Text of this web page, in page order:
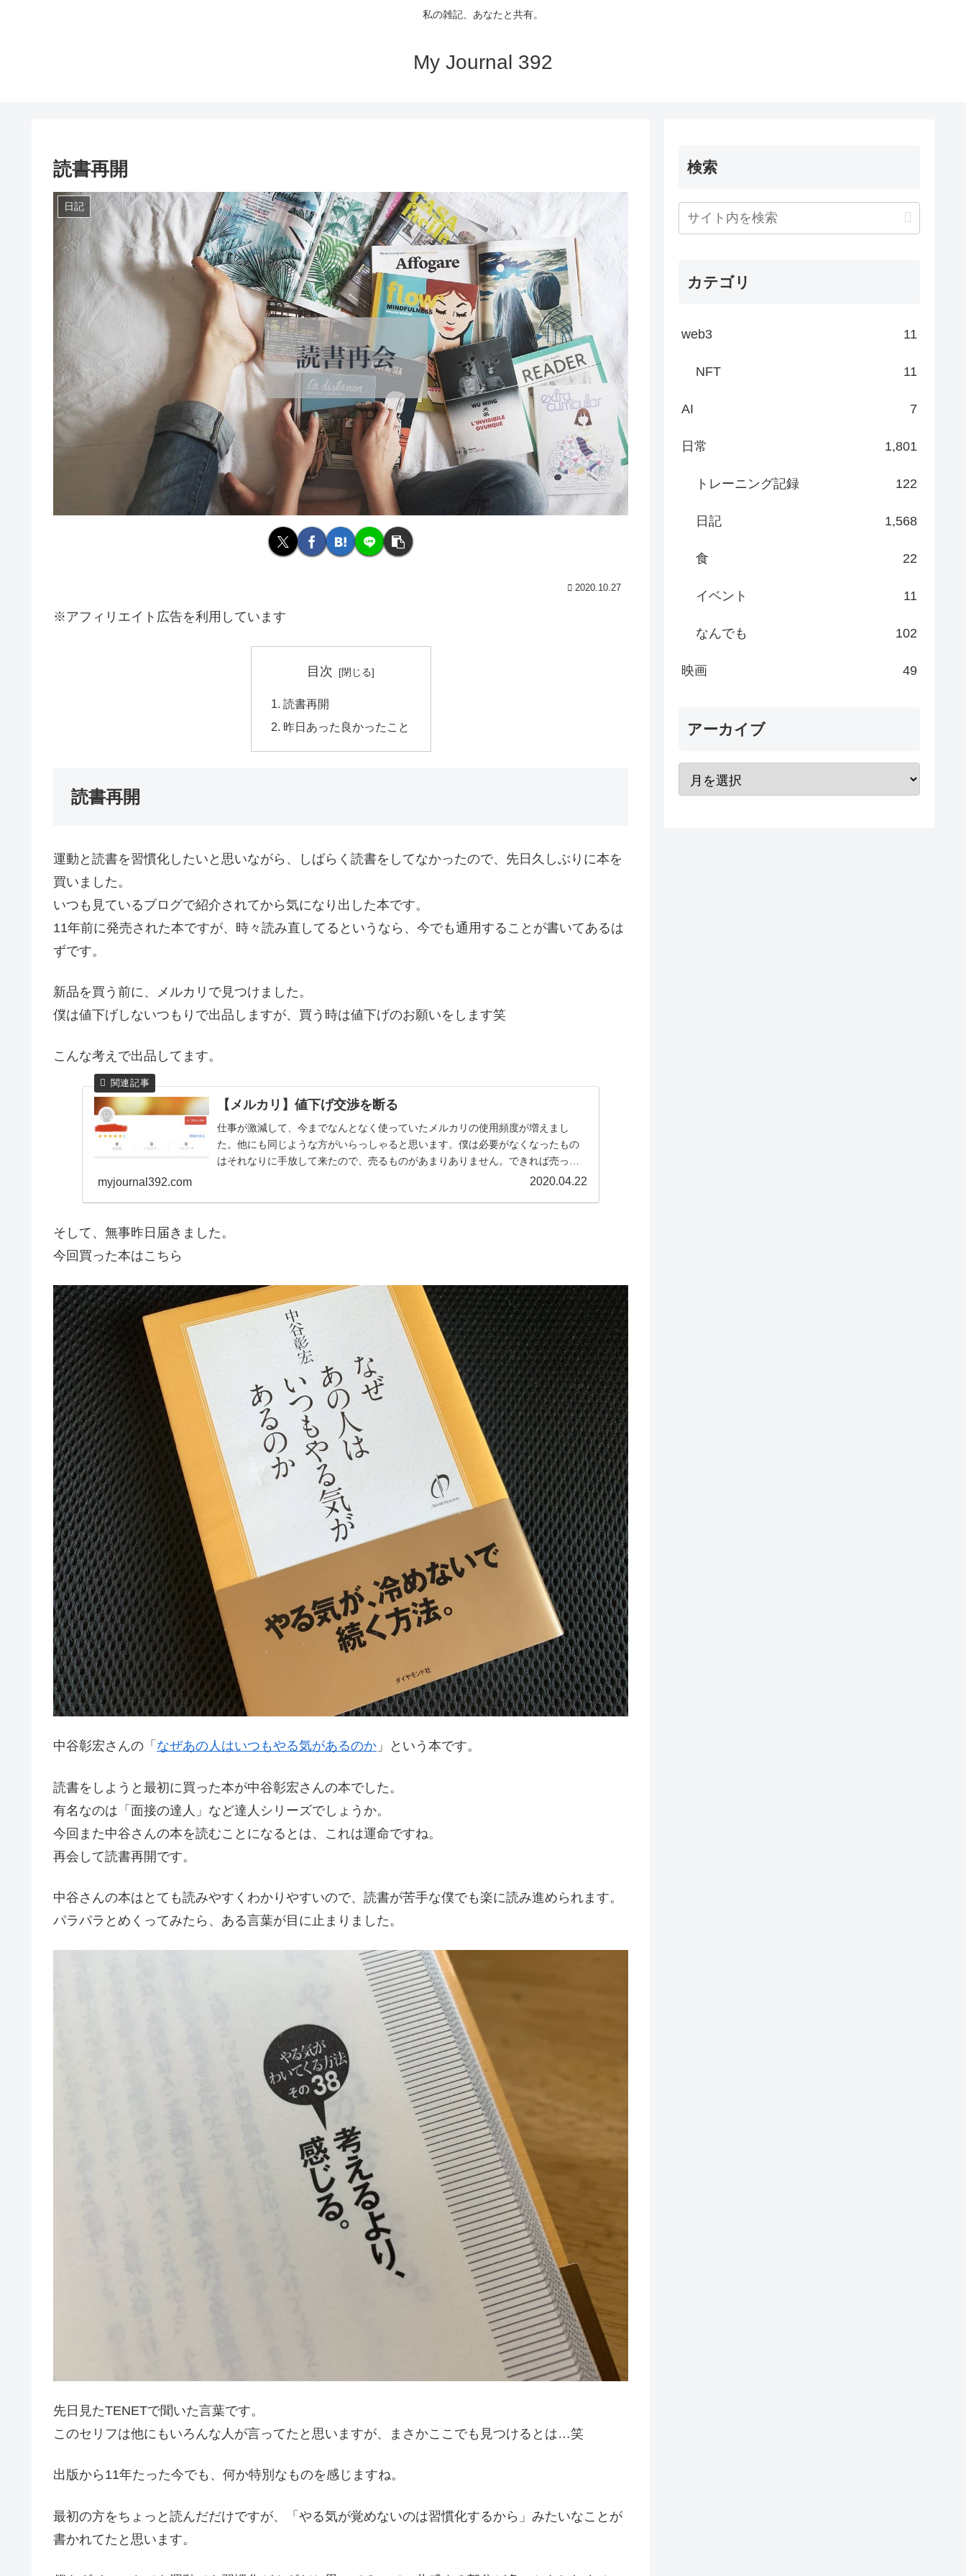
私の雑記、あなたと共有。
My Journal 392
読書再開
日記
2020.10.27
※アフィリエイト広告を利用しています
目次
読書再開
昨日あった良かったこと
読書再開
運動と読書を習慣化したいと思いながら、しばらく読書をしてなかったので、先日久しぶりに本を
買いました。
いつも見ているブログで紹介されてから気になり出した本です。
11年前に発売された本ですが、時々読み直してるというなら、今でも通用することが書いてあるは
ずです。
新品を買う前に、メルカリで見つけました。
僕は値下げしないつもりで出品しますが、買う時は値下げのお願いをします笑
こんな考えで出品してます。
【メルカリ】値下げ交渉を断る
仕事が激減して、今までなんとなく使っていたメルカリの使用頻度が増えまし
た。他にも同じような方がいらっしゃると思います。僕は必要がなくなったもの
はそれなりに手放して来たので、売るものがあまりありません。できれば売って
myjournal392.com 2020.04.22
そして、無事昨日届きました。
今回買った本はこちら
中谷彰宏さんの「 なぜあの人はいつもやる気があるのか 」という本です。
読書をしようと最初に買った本が中谷彰宏さんの本でした。
有名なのは「面接の達人」など達人シリーズでしょうか。
今回また中谷さんの本を読むことになるとは、これは運命ですね。
再会して読書再開です。
中谷さんの本はとても読みやすくわかりやすいので、読書が苦手な僕でも楽に読み進められます。
パラパラとめくってみたら、ある言葉が目に止まりました。
先日見たTENETで聞いた言葉です。
このセリフは他にもいろんな人が言ってたと思いますが、まさかここでも見つけるとは…笑
出版から11年たった今でも、何か特別なものを感じますね。
最初の方をちょっと読んだだけですが、「やる気が覚めないのは習慣化するから」みたいなことが
書かれてたと思います。
検索
カテゴリ
web3 11
NFT 11
AI 7
日常 1,801
トレーニング記録 122
日記 1,568
食 22
イベント 11
なんでも 102
映画 49
アーカイブ